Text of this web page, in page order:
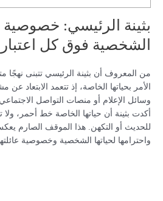
بثينة الرئيسي: خصوصية
الشخصية فوق كل اعتبار
من المعروف أن بثينة الرئيسي تتبنى نهجًا
الأمر بحياتها الخاصة، إذ تتعمد الابتعاد عن
وسائل الإعلام أو منصات التواصل
أكدت بثينة أن حياتها الخاصة خط أحمر،
للحديث أو التكهن. هذا الموقف الصارم
واحترامها لحياتها الشخصية وخصوصية